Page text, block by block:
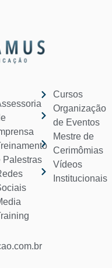
Palestras
Cursos
Organização
de Eventos
Mestre de
Cerimômias
Vídeos
Institucionais